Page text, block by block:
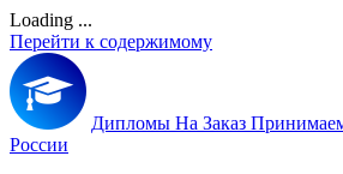
Loading ...
Перейти к содержимому
Дипломы На Заказ
России